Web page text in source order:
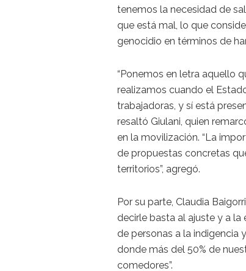
tenemos la necesidad de
que está mal, lo que
genocidio en términos de
“Ponemos en letra aquello
realizamos cuando el
trabajadoras, y sí está
resaltó Giulani, quien
en la movilización. “La
de propuestas concretas
territorios”, agregó.
Por su parte, Claudia
decirle basta al ajuste y a la
de personas a la indigencia
donde más del 50% de
comedores”.